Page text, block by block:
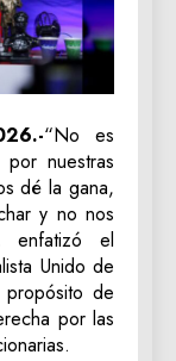
“No es
por nuestras
dé la gana,
y no nos
enfatizó el
Unido de
de
por las